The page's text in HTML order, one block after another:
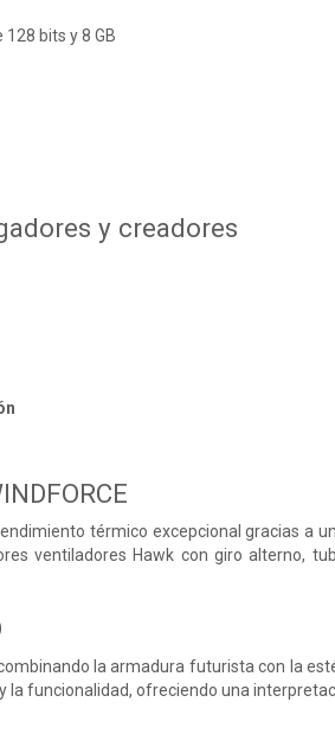
bits y 8 GB
y creadores
térmico excepcional gracias a
ventiladores Hawk con giro alterno,
la armadura futurista con la
la funcionalidad, ofreciendo una